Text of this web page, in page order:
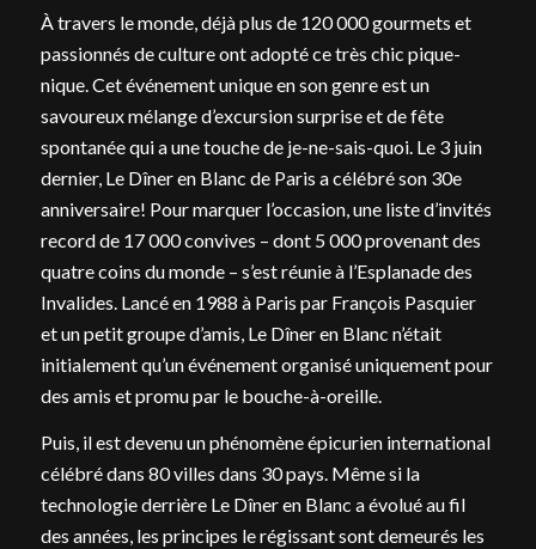
À travers le monde, déjà plus de 120 000 gourmets et
passionnés de culture ont adopté ce très chic pique-
nique. Cet événement unique en son genre est un
savoureux mélange d’excursion surprise et de fête
spontanée qui a une touche de je-ne-sais-quoi. Le 3 juin
dernier, Le Dîner en Blanc de Paris a célébré son 30e
anniversaire! Pour marquer l’occasion, une liste d’invités
record de 17 000 convives – dont 5 000 provenant des
quatre coins du monde – s’est réunie à l’Esplanade des
Invalides. Lancé en 1988 à Paris par François Pasquier
et un petit groupe d’amis, Le Dîner en Blanc n’était
initialement qu’un événement organisé uniquement pour
des amis et promu par le bouche-à-oreille.
Puis, il est devenu un phénomène épicurien international
célébré dans 80 villes dans 30 pays. Même si la
technologie derrière Le Dîner en Blanc a évolué au fil
des années, les principes le régissant sont demeurés les